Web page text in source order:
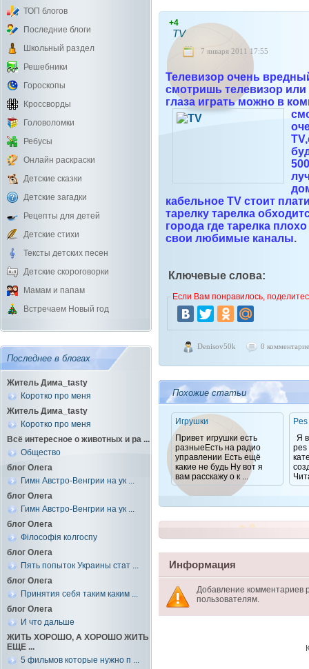
ТОП блогов
Последние блоги
Школьный раздел
Решебники
Гороскопы
Кроссворды
Головоломки
Ребусы
Онлайн раскраски
Детские сказки
Детские загадки
Рецепты для детей
Детские стихи
Тексты детских песен
Детские скороговорки
Мамам и папам
Встречаем Новый год
Последнее в блогах
Житель Дима_tasty
Коротко про меня
Житель Дима_tasty
Коротко про меня
Всё интересное о животных и ра ...
Общество
блог Олега
Гимн Австро-Венгрии на ук ...
блог Олега
Гимн Австро-Венгрии на ук ...
блог Олега
Філософія колгоспу
блог Олега
Пять попыток Украины стат ...
блог Олега
Принятия себя таким каким ...
блог Олега
И что дальше
ЖИТЬ ХОРОШО, А ХОРОШО ЖИТЬ
ЕЩЕ ...
5 фильмов которые нужно п ...
+4
TV
7 января 2011 17:55
Телевизор очень
смотришь телевизор или
глаза играть можно в
кабельное TV стоит
тарелку тарелка
города где тарелка
свои любимые каналы.
Ключевые слова:
Если Вам понравилось,
Denisov50k 0
Похожие статьи
Игрушки
Привет игрушки есть
разныеЕсть на радио
управлении Есть ещё
какие не будь Ну вот я
вам расскажу о к ...
Я
pes
Информация
Добавление комментариев
пользователям.